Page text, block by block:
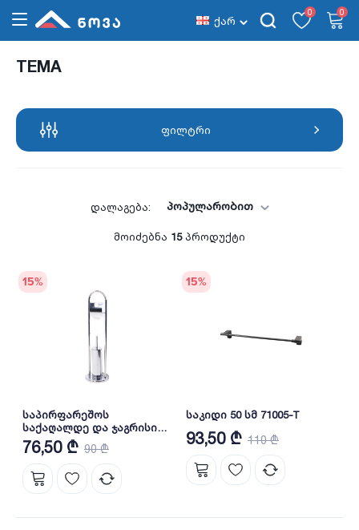
ქარ
0 0
TEMA
ფილტრი
დალაგება: პოპულარობით
მოიძებნა 15პროდუქტი
15%
საპირფარეშოს
საქაღალდე და ჯაგრისი
81300
76,50 ₾ 90 ₾
15%
საკიდი 50 სმ 71005-T
93,50 ₾ 110 ₾